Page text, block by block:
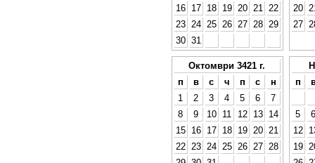
16
17 18 19 20 21
22
23
24 25 26 27 28
29
30 31
20
27
Октомври 3421 г.
п
в с ч п с
н
1
2 3 4 5 6
7
8
9 10 11 12 13
14
15
16 17 18 19 20
21
22
23 24 25 26 27
28
п
5
6
12
19